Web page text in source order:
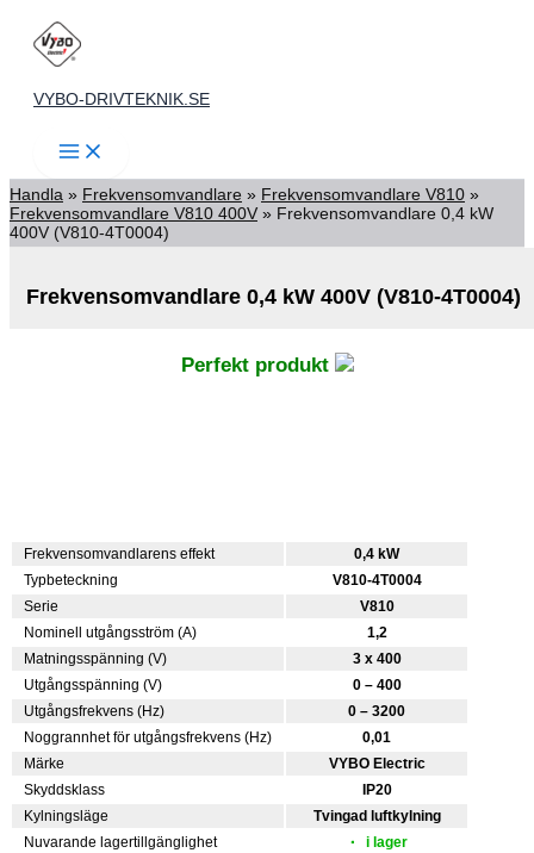
Hoppa
innehåll
VYBO-DRIVTEKNIK.SE
Handla » Frekvensomvandlare » Frekvensomvandlare V810 »
Frekvensomvandlare V810 400V » Frekvensomvandlare 0,4 kW
400V (V810-4T0004)
Frekvensomvandlare 0,4 kW 400V (V810-4T0004)
Perfekt produkt
Frekvensomvandlarens effekt
0,4 kW
Typbeteckning
V810-4T0004
Serie
V810
Nominell utgångsström (A)
1,2
Matningsspänning (V)
3 x 400
Utgångsspänning (V)
0 – 400
Utgångsfrekvens (Hz)
0 – 3200
Noggrannhet för utgångsfrekvens (Hz)
0,01
Märke
VYBO Electric
Skyddsklass
IP20
Kylningsläge
Tvingad luftkylning
Nuvarande lagertillgänglighet
i lager